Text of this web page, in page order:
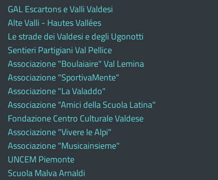
GAL Escartons e Valli Valdesi
Alte Valli - Hautes Vallées
Le strade dei Valdesi e degli Ugonotti
Sentieri Partigiani Val Pellice
Associazione "Boulaiaire" Val Lemina
Associazione "SportivaMente"
Associazione "La Valaddo"
Associazione "Amici della Scuola Latina"
Fondazione Centro Culturale Valdese
Associazione "Vivere le Alpi"
Associazione "Musicainsieme"
UNCEM Piemonte
Scuola Malva Arnaldi